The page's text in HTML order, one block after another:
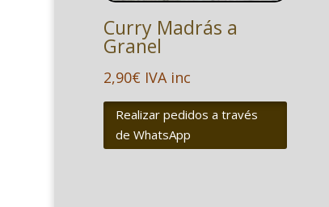
Curry Madrás a
Granel
2,90€ IVA inc
Realizar pedidos a través
de WhatsApp